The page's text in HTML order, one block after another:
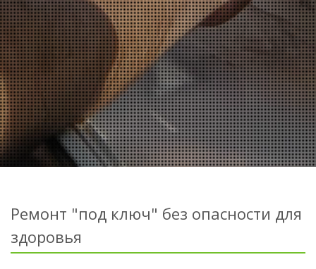
Ремонт "под ключ" без опасности для
здоровья